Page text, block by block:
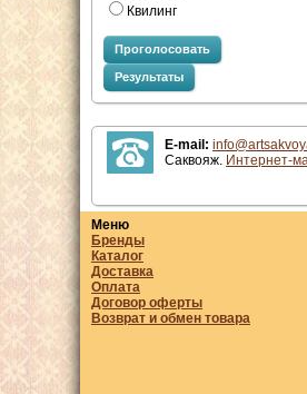
Квилинг
Проголосовать
Результаты
E-mail:
Саквояж. Интернет-
Меню
Бренды
Каталог
Доставка
Оплата
Договор оферты
Возврат и обмен товара